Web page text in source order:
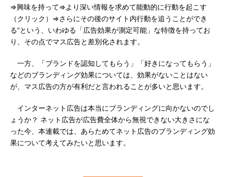
⇒興味を持って⇒より深い情報を求めて能動的に行動を起こす
（クリック）⇒さらにその後のサイト内行動を追うことができ
る”という、いわゆる「広告効果が測定可能」な特徴を持ってお
り、その点でマス広告と差別化されます。
一方、「ブランドを認知してもらう」「好きになってもらう」
などのブランディング効果については、効果がないことはない
が、マス広告の方が有利だと言われることが多いと思います。
インターネット広告は本当にブランディングに向かないのでし
ょうか？ ネット広告が広告費全体から無視できない大きさにな
った今、本連載では、あらためてネット広告のブランディング効
果について考えてみたいと思います。